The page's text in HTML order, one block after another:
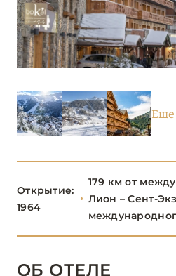
О-ДЕ-ФРАНС
ОВЕРНЬ-
Airelles Val d'Isère
Alpes Hôtel du Pralong
Altapura
Aman Le Mélézin
d'Arbois)
Еще
Открытие:
1964
179 км от
Лион – Сент-
ОБ ОТЕЛЕ